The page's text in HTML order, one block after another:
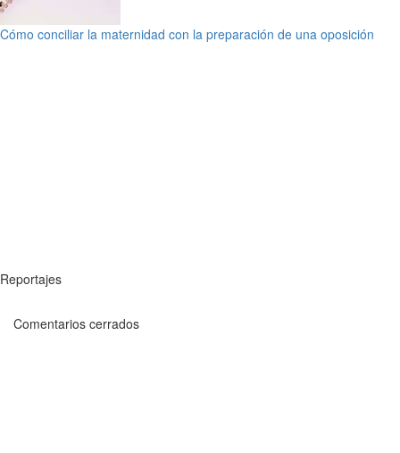
Cómo conciliar la maternidad con la preparación de una oposición
Reportajes
Comentarios cerrados